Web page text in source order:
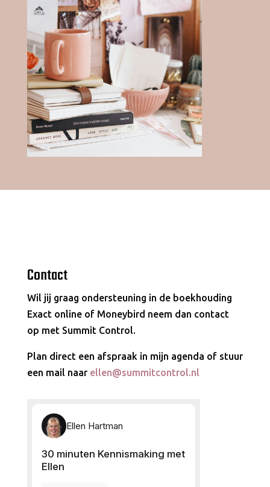
Contact
Wil jij graag ondersteuning in de boekhouding
Exact online of Moneybird neem dan contact
op met Summit Control.
Plan direct een afspraak in mijn agenda of stuur
een mail naar ellen@summitcontrol.nl